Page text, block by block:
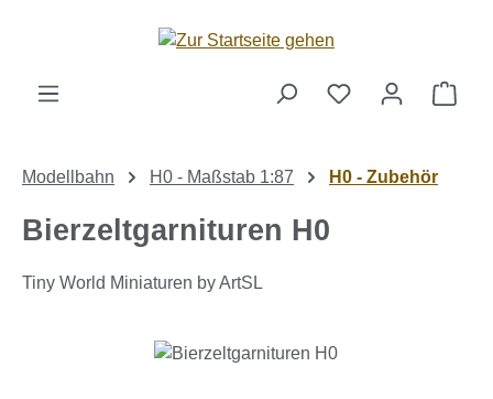
Zum Hauptinhalt springen
Modellbahn H0 - Maßstab 1:87 H0 - Zubehör
Bierzeltgarnituren H0
Tiny World Miniaturen by ArtSL
Bildergalerie überspringen